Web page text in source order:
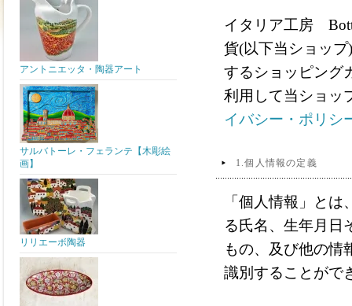
アントニエッタ・陶器アート
サルバトーレ・フェランテ【木彫絵
画】
リリエーボ陶器
イタリア工房
貨(以下当ショップ
するショッピン
利用して当ショッ
イバシー・ポリシ
1.個人情報の定義
「個人情報」と
る氏名、生年月日
もの、及び他の情
識別することがで